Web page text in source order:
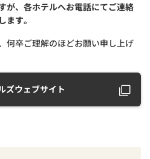
が、各ホテルへお電話にてご連絡
す。
何卒ご理解のほどお願い申し上げ
ズウェブサイト